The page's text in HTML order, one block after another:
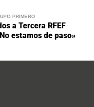
PRIMERO
a Tercera RFEF
estamos de paso»